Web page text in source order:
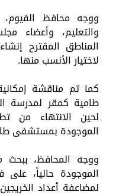
ووجه محافظ
والتعليم، وأعضاء
المناطق المقترح
لاختيار الأنسب منها.
كما تم مناقشة
طامية كمقر لمدرسة
لحين الانتهاء من
الموجودة بمستشفى
ووجه المحافظ،
الموجودة حالياً، على
لمضاعفة أعداد